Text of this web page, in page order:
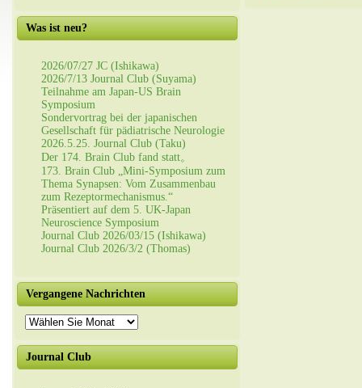
Was ist neu?
2026/07/27 JC (Ishikawa)
2026/7/13 Journal Club (Suyama)
Teilnahme am Japan-US Brain
Symposium
Sondervortrag bei der japanischen
Gesellschaft für pädiatrische Neurologie
2026.5.25. Journal Club (Taku)
Der 174. Brain Club fand statt。
173. Brain Club „Mini-Symposium zum
Thema Synapsen: Vom Zusammenbau
zum Rezeptormechanismus.“
Präsentiert auf dem 5. UK-Japan
Neuroscience Symposium
Journal Club 2026/03/15 (Ishikawa)
Journal Club 2026/3/2 (Thomas)
Vergangene Nachrichten
Vergangene
Nachrichten
Journal Club